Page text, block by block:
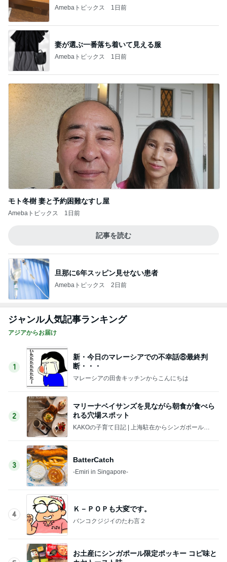
Amebaトピックス 1日前
妻が選ぶ一番落ち着いて見える服
Amebaトピックス 1日前
モト冬樹 妻と予約困難なすし屋
Amebaトピックス 1日前
記事を読む
旦那に6年スッピン見せない患者
Amebaトピックス 2日前
ジャンル人気記事ランキング
アジアからお届け
1
新・今日のマレーシアでの不幸話⑧最終判
断・・・
マレーシアの田舎キッチンからこんにちは
2
マリーナベイサンズを見ながら朝食が食べら
れる穴場スポット
KAKOの子育て日記 | 上海駐在からシンガポール駐
3
BatterCatch
-Emiri in Singapore-
4
Ｋ－ＰＯＰも大変です。
バンコクジジイのたわ言２
お土産にシンガポール限定ポッキー コピ味と